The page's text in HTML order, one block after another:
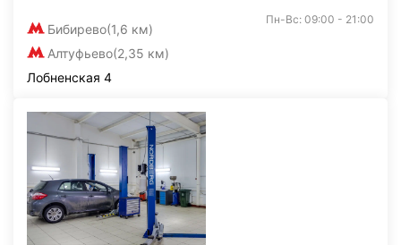
Бибирево(1,6 км)
Алтуфьево(2,35 км)
Пн-Вс: 09:00 - 21:00
Лобненская 4